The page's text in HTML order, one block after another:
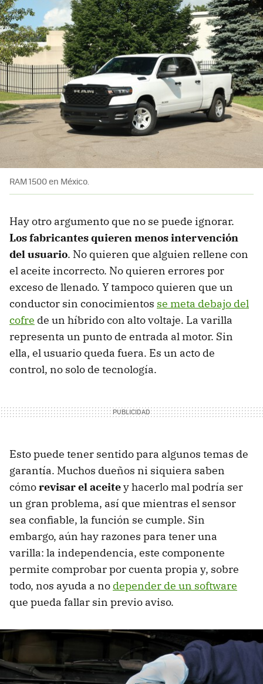
RAM 1500 en México.
Hay otro argumento que no se puede ignorar.
Los fabricantes quieren menos intervención
del usuario. No quieren que alguien rellene con
el aceite incorrecto. No quieren errores por
exceso de llenado. Y tampoco quieren que un
conductor sin conocimientos se meta debajo del
cofre de un híbrido con alto voltaje. La varilla
representa un punto de entrada al motor. Sin
ella, el usuario queda fuera. Es un acto de
control, no solo de tecnología.
Esto puede tener sentido para algunos temas de
garantía. Muchos dueños ni siquiera saben
cómorevisar el aceitey hacerlo mal podría ser
un gran problema, así que mientras el sensor
sea confiable, la función se cumple. Sin
embargo, aún hay razones para tener una
varilla: la independencia, este componente
permite comprobar por cuenta propia y, sobre
todo, nos ayuda a no depender de un software
que pueda fallar sin previo aviso.